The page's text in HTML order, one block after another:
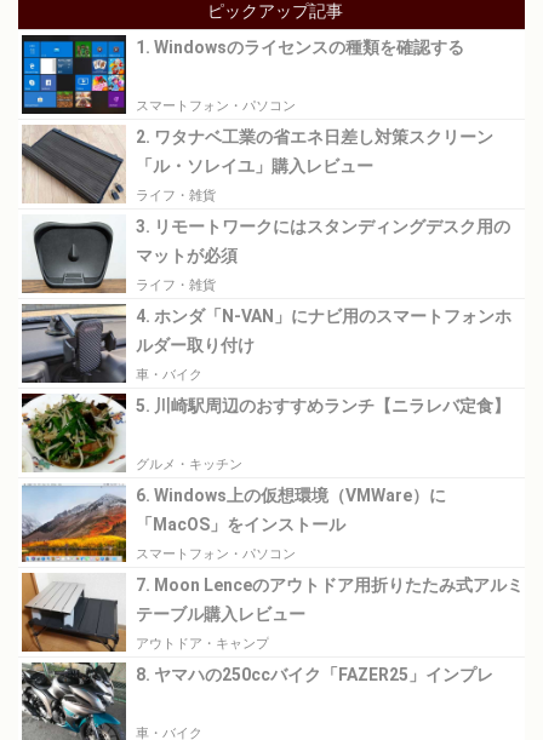
ピックアップ記事
1. Windowsのライセンスの種類を確認する
スマートフォン・パソコン
2. ワタナベ工業の省エネ日差し対策スクリーン
「ル・ソレイユ」購入レビュー
ライフ・雑貨
3. リモートワークにはスタンディングデスク用の
マットが必須
ライフ・雑貨
4. ホンダ「N-VAN」にナビ用のスマートフォンホ
ルダー取り付け
車・バイク
5. 川崎駅周辺のおすすめランチ【ニラレバ定食】
グルメ・キッチン
6. Windows上の仮想環境（VMWare）に
「MacOS」をインストール
スマートフォン・パソコン
7. Moon Lenceのアウトドア用折りたたみ式アルミ
テーブル購入レビュー
アウトドア・キャンプ
8. ヤマハの250ccバイク「FAZER25」インプレ
車・バイク